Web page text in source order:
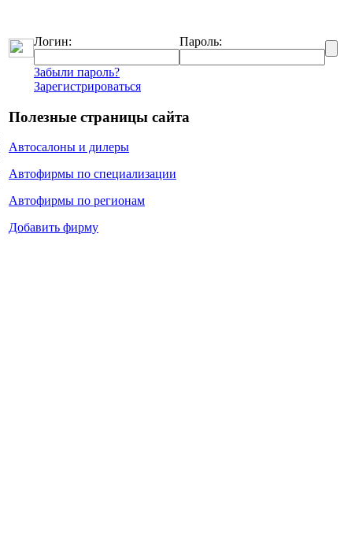
Логин: Пароль:
Забыли пароль?
Зарегистрироваться
Полезные страницы сайта
Автосалоны и дилеры
Автофирмы по специализации
Автофирмы по регионам
Добавить фирму